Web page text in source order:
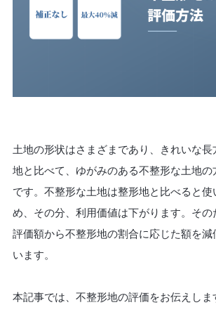
土地の形状はさまざまであり、きれいな長
地と比べて、ゆがみのある不整形な土地の
です。不整形な土地は整形地と比べると使
め、その分、利用価値は下がります。その
評価額から不整形地の割合に応じた額を減
います。
本記事では、不整形地の評価をお伝えしま